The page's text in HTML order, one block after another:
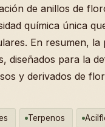
de anillos de
química única
En resumen,
diseñados para la
y derivados de
Terpenos